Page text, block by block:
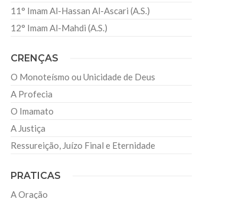
11° Imam Al-Hassan Al-Ascari (A.S.)
12° Imam Al-Mahdi (A.S.)
CRENÇAS
O Monoteísmo ou Unicidade de Deus
A Profecia
O Imamato
A Justiça
Ressureição, Juízo Final e Eternidade
PRATICAS
A Oração